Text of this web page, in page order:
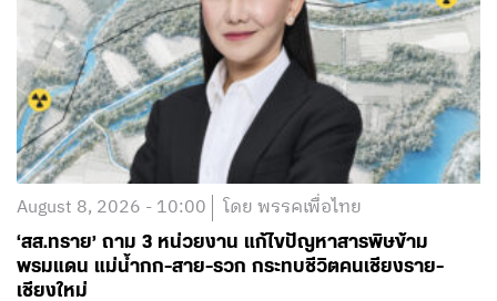
August 8, 2026 - 10:00 โดย พรรคเพื่อไทย
‘สส.ทราย’ ถาม 3 หน่วยงาน แก้ไขปัญหาสารพิษข้าม
พรมแดน แม่น้ำกก-สาย-รวก กระทบชีวิตคนเชียงราย-
เชียงใหม่